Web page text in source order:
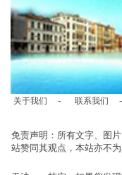
关于我们 - 联系我们 -
免责声明：所有文字、图
站赞同其观点，本站亦不